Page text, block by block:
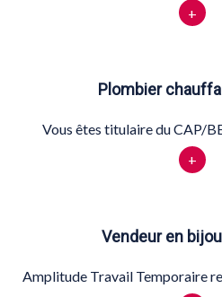
+
Plombier
Vous êtes titulaire du CAP/
+
Vendeur en
Amplitude Travail Temporaire